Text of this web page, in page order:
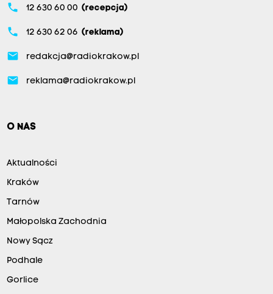
phone 12 630 60 00 (recepcja)
phone 12 630 62 06 (reklama)
email redakcja@radiokrakow.pl
email reklama@radiokrakow.pl
O NAS
Aktualności
Kraków
Tarnów
Małopolska Zachodnia
Nowy Sącz
Podhale
Gorlice